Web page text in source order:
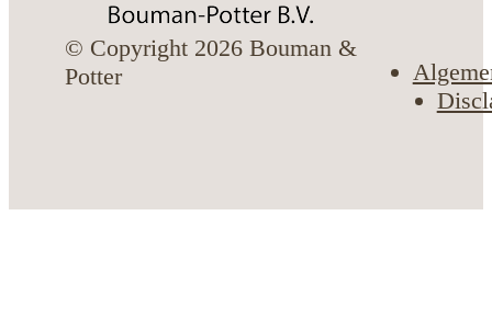
© Copyright 2026 Bouman &
Potter